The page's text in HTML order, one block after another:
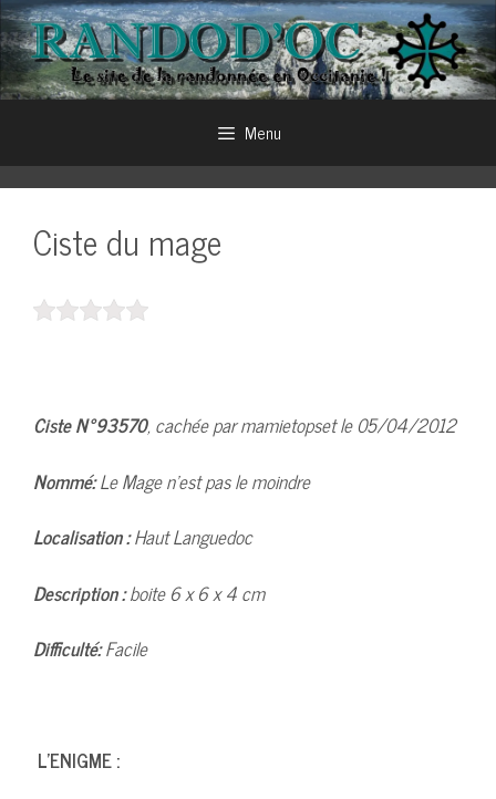
Aller
au
contenu
Menu
Ciste du mage
Ciste N°93570, cachée par mamietopset le 05/04/2012
Nommé:Le Mage n’est pas le moindre
Localisation :Haut Languedoc
Description :boite 6 x 6 x 4 cm
Difficulté:Facile
L’ENIGME :